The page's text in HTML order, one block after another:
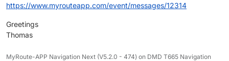
https://www.myrouteapp.com/event/messages/12314
Greetings
Thomas
MyRoute-APP Navigation Next (V5.2.0 - 474) on DMD T665 Navigation